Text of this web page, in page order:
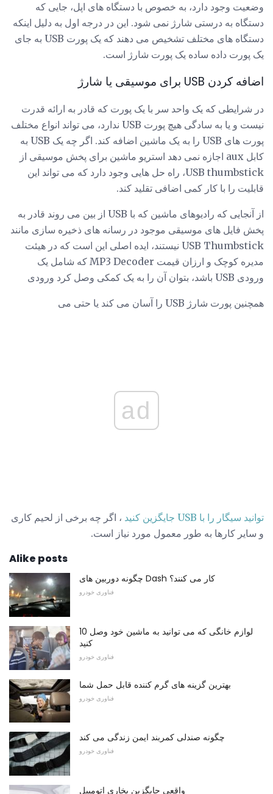
وضعیت وجود دارد، به خصوص با دستگاه های اپل، جایی که
دستگاه به درستی شارژ نمی شود. این در درجه اول به دلیل اینکه
دستگاه های مختلف تشخیص می دهند که یک پورت USB به جای
یک پورت داده ساده یک پورت شارژ است.
اضافه کردن USB برای موسیقی یا شارژ
در شرایطی که یک واحد سر با یک پورت که قادر به ارائه قدرت
نیست و یا به سادگی هیچ پورت USB ندارد، می تواند انواع مختلف
پورت های USB را به یک ماشین اضافه کند. اگر چه یک USB به
کابل aux اجازه نمی دهد استریو ماشین برای پخش موسیقی از
USB thumbstick، راه حل هایی وجود دارد که می تواند این
قابلیت را با کار کمی اضافی تقلید کند.
از آنجایی که رادیوهای ماشین که با USB از بین می روند قادر به
پخش فایل های موسیقی موجود در رسانه های ذخیره سازی مانند
USB Thumbstick نیستند، ایده اصلی این است که در هیئت
مدیره کوچک و ارزان قیمت MP3 Decoder که شامل یک
ورودی USB باشد، بتوان آن را به یک کمکی وصل کرد ورودی
همچنین پورت شارژ USB را آسان می کند یا حتی می
ad
توانید سیگار را با USB جایگزین کنید
، اگر چه برخی از لحیم کاری
و سایر کارها به طور معمول مورد نیاز است.
Alike posts
چگونه دوربین های Dash کار می کنند؟
فناوری خودرو
10 لوازم خانگی که می توانید به ماشین خود وصل
کنید
فناوری خودرو
بهترین گزینه های گرم کننده قابل حمل شما
فناوری خودرو
چگونه صندلی کمربند ایمن زندگی می کند
فناوری خودرو
واقعی جایگزین بخاری اتومبیل